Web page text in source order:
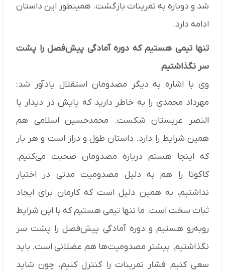
شد و دوباره به تمرینات بازگشت. همینطور این داستان
ادامه دارد.
تنها تیمی هستیم که دوره آمادگی پیش‌فصل را پشت
سر نگذاشتیم
وی با اشاره به دیگر مصدومان استقلال یادآور شد:
مهرداد محمدی را به خاطر دارید که پایش در دیدار با
النصر عربستان شکست. محمدحسین اسلامی هم
همین شرایط را دارد. داستان طول و دراز است و هر بار
که اینجا هستم درباره مصدومان صحبت می‌کنیم.
کاکوتا را هم به دلیل مصدومیت مدتی در اختیار
نداشتیم، به همین دلیل است که کارمان برای ایجاد
ثبات سخت است. ما تنها تیمی هستیم که با این شرایط
روبه‌رو هستیم و دوره آمادگی پیش‌فصل را پشت سر
نگذاشتیم. بیشتر مصدومیت‌ها هم عضلانی است. باید
سعی کنیم فشار تمرینات را کنترل کنیم، چون شاید